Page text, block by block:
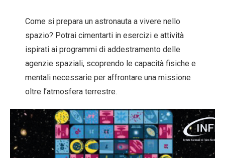
Come si prepara un astronauta a vivere nello
spazio? Potrai cimentarti in esercizi e attività
ispirati ai programmi di addestramento delle
agenzie spaziali, scoprendo le capacità fisiche e
mentali necessarie per affrontare una missione
oltre l’atmosfera terrestre.